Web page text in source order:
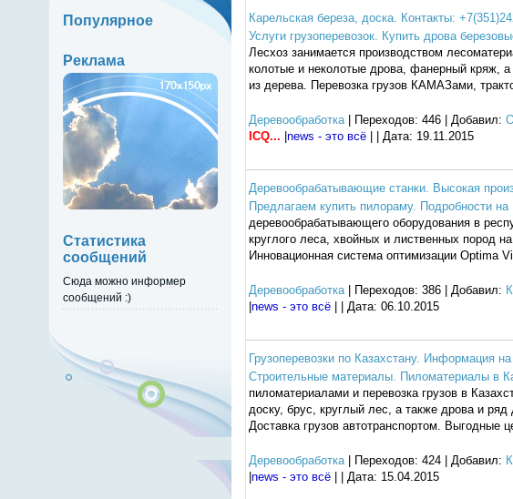
Карельская береза, доска. Контакты:
Услуги грузоперевозок. Купить дрова
Лесхоз занимается производством
колотые и неколотые дрова, фанерный кряж,
из дерева. Перевозка грузов КАМАЗами,
Деревообработка| Переходов: 446 | Добавил:
ICQ... |news - это всё| | Дата: 19.11.2015
Деревообрабатывающие станки. Высокая
Предлагаем купить пилораму. Подробности на
деревообрабатывающего оборудования в
круглого леса, хвойных и лиственных пород
Инновационная система оптимизации Optima
Деревообработка| Переходов: 386 | Добавил:
|news - это всё| | Дата: 06.10.2015
Грузоперевозки по Казахстану. Информация
Строительные материалы. Пиломатериалы в
пиломатериалами и перевозка грузов в
доску, брус, круглый лес, а также дрова и
Доставка грузов автотранспортом. Выгодные
Деревообработка| Переходов: 424 | Добавил:
|news - это всё| | Дата: 15.04.2015
Популярное
Реклама
Статистика
сообщений
Сюда можно информер
сообщений :)